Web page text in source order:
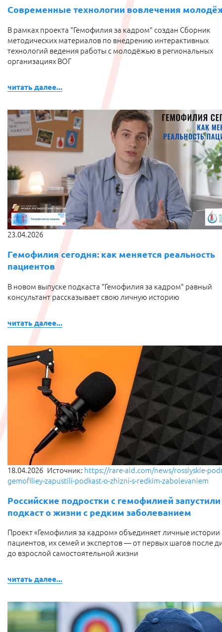
Современные технологии вовлечения
В рамках проекта "Гемофилия за кадром" создан Сборник
методических материалов по внедрению интерактивных
технологий ведения работы с молодёжью в региональных
организациях ВОГ
читать далее...
23.04.2026
Гемофилия сегодня: как меняется реальность
пациентов
В новом выпуске подкаста "Гемофилия за кадром" равный
консультант рассказывает свою личную историю
читать далее...
18.04.2026 Источник: https://rare-aid.com/news/rossiyskie-
gemofiliey-zapustili-podkast-o-zhizni-s-redkim-zabolevaniem
Российские подростки с гемофилией запустили
подкаст о жизни с редким заболеванием
Проект «Гемофилия за кадром» объединяет личные истории
пациентов, их семей и экспертов — от первых шагов после
до взрослой самостоятельной жизни
читать далее...